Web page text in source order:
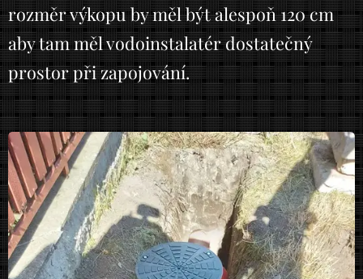
rozměr výkopu by měl být alespoň 120 cm
aby tam měl vodoinstalatér dostatečný
prostor při zapojování.